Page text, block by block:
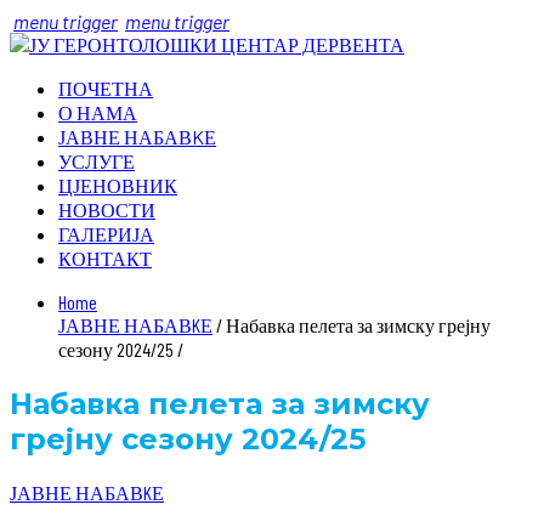
menu trigger menu trigger
ПОЧЕТНА
О НАМА
ЈАВНЕ НАБАВKЕ
УСЛУГЕ
ЦЈЕНОВНИК
НОВОСТИ
ГАЛЕРИЈА
КОНТАКТ
Home
ЈАВНЕ НАБАВKЕ / Набавка пелета за зимску грејну
сезону 2024/25 /
Набавка пелета за зимску
грејну сезону 2024/25
ЈАВНЕ НАБАВKЕ